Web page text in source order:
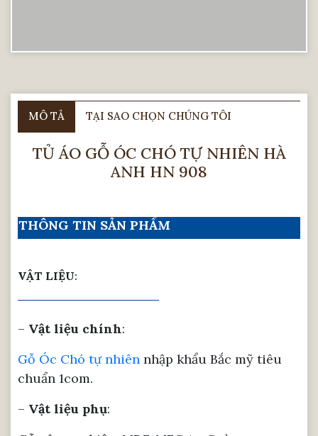
MÔ TẢ TẠI SAO CHỌN CHÚNG TÔI
TỦ ÁO GỖ ÓC CHÓ TỰ NHIÊN HÀ
ANH HN 908
THÔNG TIN SẢN PHẨM
VẬT LIỆU:
– Vật liệu chính:
Gỗ Óc Chó tự nhiên nhập khẩu Bắc mỹ tiêu
chuẩn 1com.
– Vật liệu phụ: